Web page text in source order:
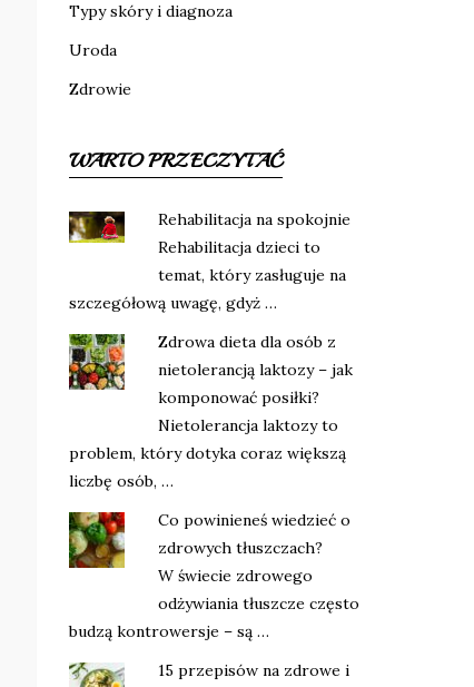
Typy skóry i diagnoza
Uroda
Zdrowie
WARTO PRZECZYTAĆ
Rehabilitacja na spokojnie
Rehabilitacja dzieci to
temat, który zasługuje na
szczegółową uwagę, gdyż …
Zdrowa dieta dla osób z
nietolerancją laktozy – jak
komponować posiłki?
Nietolerancja laktozy to
problem, który dotyka coraz większą
liczbę osób, …
Co powinieneś wiedzieć o
zdrowych tłuszczach?
W świecie zdrowego
odżywiania tłuszcze często
budzą kontrowersje – są …
15 przepisów na zdrowe i